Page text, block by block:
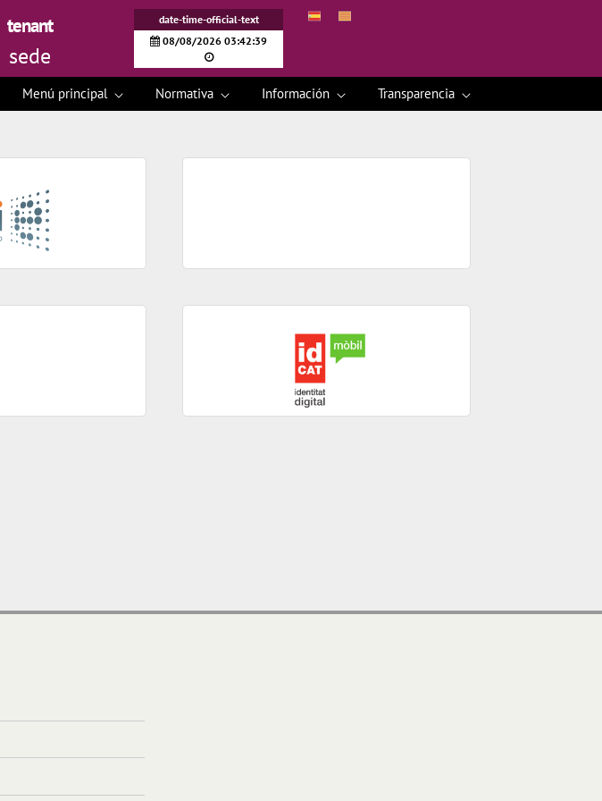
tenant
sede
date-time-official-text
08/08/2026 03:42:39
Menú principal Normativa Información Transparencia